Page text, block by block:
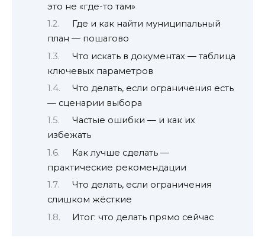
это не «где-то там»
Где и как найти муниципальный
план — пошагово
Что искать в документах — таблица
ключевых параметров
Что делать, если ограничения есть
— сценарии выбора
Частые ошибки — и как их
избежать
Как лучше сделать —
практические рекомендации
Что делать, если ограничения
слишком жёсткие
Итог: что делать прямо сейчас